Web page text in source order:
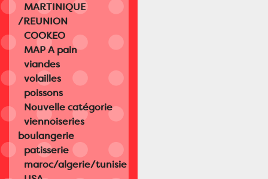
MARTINIQUE
/REUNION
COOKEO
MAP A pain
viandes
volailles
poissons
Nouvelle catégorie
viennoiseries
boulangerie
patisserie
maroc/algerie/tunisie